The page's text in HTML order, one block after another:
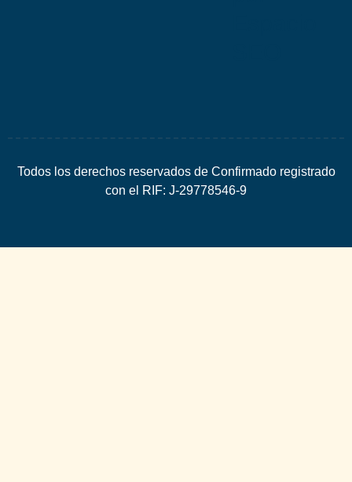
Todos los derechos reservados de Confirmado registrado
con el RIF: J-29778546-9